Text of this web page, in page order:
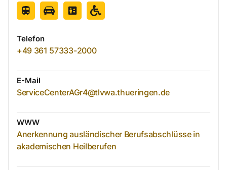
Telefon
+49 361 57333-2000
E-Mail
ServiceCenterAGr4@tlvwa.thueringen.de
WWW
Anerkennung ausländischer Berufsabschlüsse in
akademischen Heilberufen